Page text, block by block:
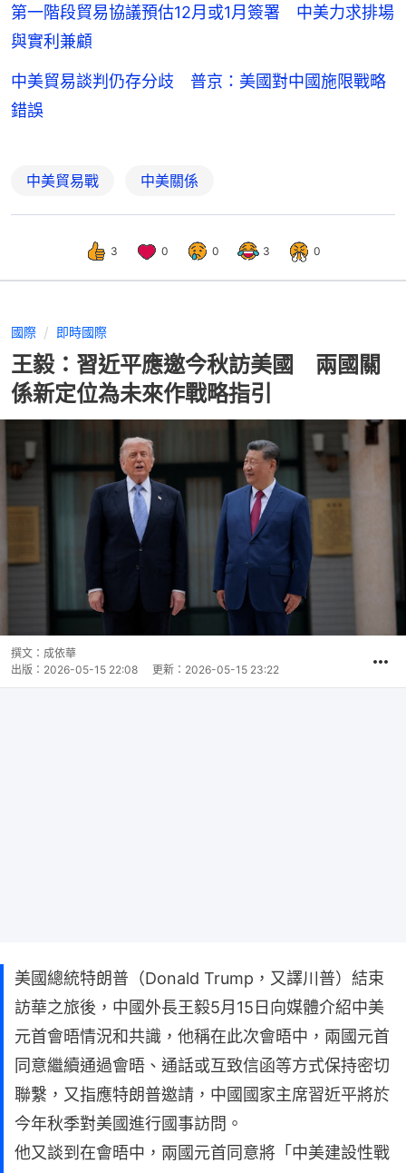
第一階段貿易協議預估12月或1月簽署 中美力求排場
與實利兼顧
中美貿易談判仍存分歧 普京：美國對中國施限戰略
錯誤
中美貿易戰 中美關係
3 0 0 3 0
國際 即時國際
王毅：習近平應邀今秋訪美國 兩國關
係新定位為未來作戰略指引
撰文： 成依華
出版： 2026-05-15 22:08 更新： 2026-05-15 23:22
美國總統特朗普（Donald Trump，又譯川普）結束
訪華之旅後，中國外長王毅5月15日向媒體介紹中美
元首會晤情況和共識，他稱在此次會晤中，兩國元首
同意繼續通過會晤、通話或互致信函等方式保持密切
聯繫，又指應特朗普邀請，中國國家主席習近平將於
今年秋季對美國進行國事訪問。
他又談到在會晤中，兩國元首同意將「中美建設性戰